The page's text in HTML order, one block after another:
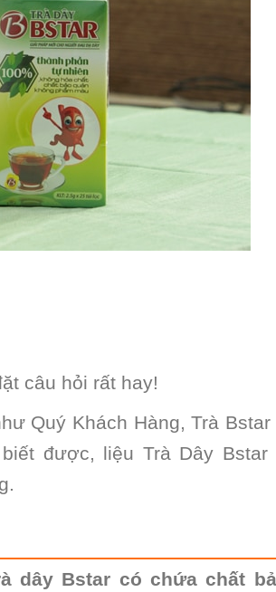
câu hỏi rất hay!
Quý Khách Hàng, Trà Bstar
được, liệu Trà Dây Bstar
dây Bstar có chứa chất